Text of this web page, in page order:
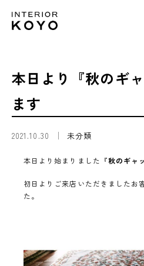
本日より『秋のギ
ます
2021.10.30 未分類
本日より始まりました『秋のギャ
初日よりご来店いただきましたお
た。